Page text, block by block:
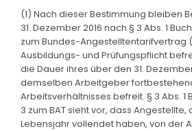
(1) Nach dieser Bestimmung bleiben
31. Dezember 2016 nach § 3 Abs. 1
zum Bundes-Angestelltentarifvertrag
Ausbildungs- und Prüfungspflicht
die Dauer ihres über den 31.
demselben Arbeitgeber
Arbeitsverhältnisses befreit. § 3 Abs. 1
3 zum BAT sieht vor, dass Angestellte,
Lebensjahr vollendet haben, von der